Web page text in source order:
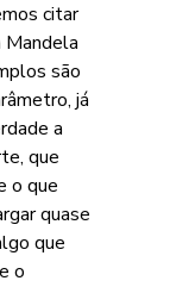
citar
são
já
a
que
o que
quase
que
o